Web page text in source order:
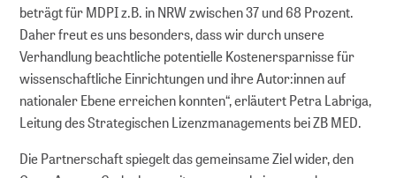
beträgt für MDPI z.B. in NRW zwischen 37 und 68 Prozent.
Daher freut es uns besonders, dass wir durch unsere
Verhandlung beachtliche potentielle Kostenersparnisse für
wissenschaftliche Einrichtungen und ihre Autor:innen auf
nationaler Ebene erreichen konnten“, erläutert Petra Labriga,
Leitung des Strategischen Lizenzmanagements bei ZB MED.
Die Partnerschaft spiegelt das gemeinsame Ziel wider, den